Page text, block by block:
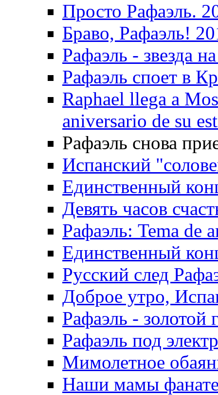
Просто Рафаэль.
Браво, Рафаэль!
Рафаэль - звезда
Рафаэль споет в
Raphael llega a
aniversario de su
Рафаэль снова
Испанский
Единственный
Девять часов
Рафаэль: Tema de
Единственный
Русский след
Доброе утро,
Рафаэль - золотой
Рафаэль под
Мимолетное
Наши мамы